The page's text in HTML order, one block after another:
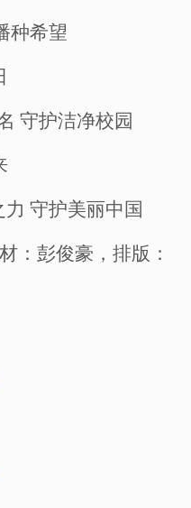
种希望
守护洁净校园
守护美丽中国
：彭俊豪，排版：